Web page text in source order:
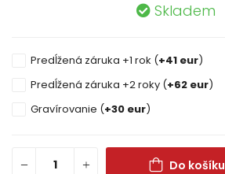
Skladem
Predĺžená záruka +1 rok (+41 eur)
Predĺžená záruka +2 roky (+62 eur)
Gravírovanie (+30 eur)
Do košíku